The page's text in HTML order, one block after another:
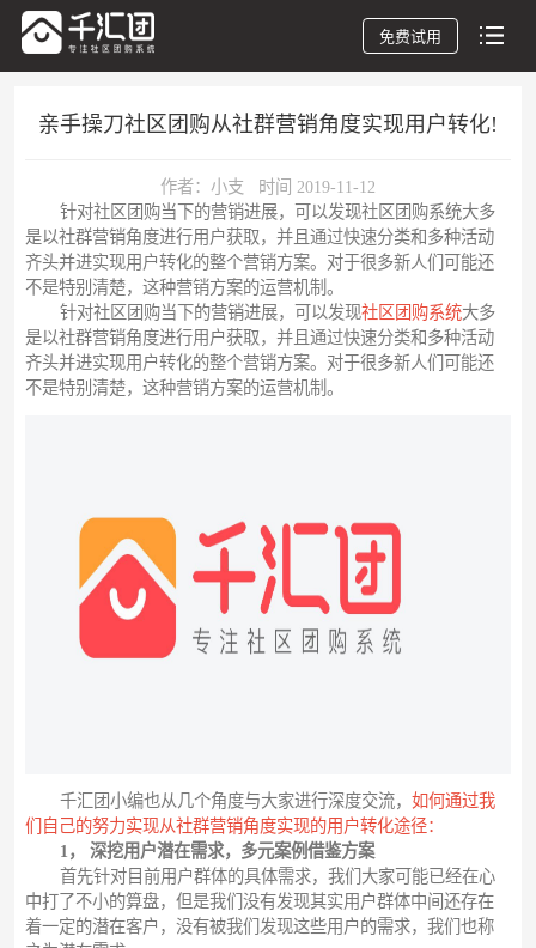
免费试用
亲手操刀社区团购从社群营销角度实现用户转化!
作者：小支 时间 2019-11-12
针对社区团购当下的营销进展，可以发现社区团购系统大多
是以社群营销角度进行用户获取，并且通过快速分类和多种活动
齐头并进实现用户转化的整个营销方案。对于很多新人们可能还
不是特别清楚，这种营销方案的运营机制。
针对社区团购当下的营销进展，可以发现社区团购系统大多
是以社群营销角度进行用户获取，并且通过快速分类和多种活动
齐头并进实现用户转化的整个营销方案。对于很多新人们可能还
不是特别清楚，这种营销方案的运营机制。
千汇团小编也从几个角度与大家进行深度交流，如何通过我
们自己的努力实现从社群营销角度实现的用户转化途径：
1， 深挖用户潜在需求，多元案例借鉴方案
首先针对目前用户群体的具体需求，我们大家可能已经在心
中打了不小的算盘，但是我们没有发现其实用户群体中间还存在
着一定的潜在客户，没有被我们发现这些用户的需求，我们也称